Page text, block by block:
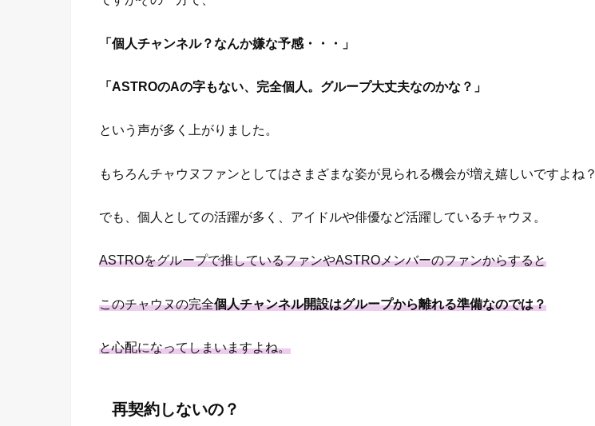
「個人チャンネル？なんか嫌な予感・・・」
「ASTROのAの字もない、完全個人。グループ大丈夫なのかな？」
という声が多く上がりました。
もちろんチャウヌファンとしてはさまざまな姿が見られる機会が増え嬉しいですよね？
でも、個人としての活躍が多く、アイドルや俳優など活躍しているチャウヌ。
ASTROをグループで推しているファンやASTROメンバーのファンからすると
このチャウヌの完全個人チャンネル開設はグループから離れる準備なのでは？
と心配になってしまいますよね。
再契約しないの？